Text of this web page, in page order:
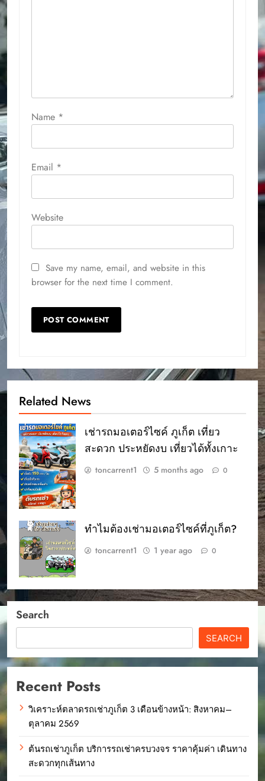
Name *
Email *
Website
Save my name, email, and website in this
browser for the next time I comment.
Related News
เช่ารถมอเตอร์ไซค์ ภูเก็ต เที่ยว
สะดวก ประหยัดงบ เที่ยวได้ทั้งเกาะ
toncarrent1 5 months ago 0
ทำไมต้องเช่ามอเตอร์ไซค์ที่ภูเก็ต?
toncarrent1 1 year ago 0
Search
SEARCH
Recent Posts
วิเคราะห์ตลาดรถเช่าภูเก็ต 3 เดือนข้างหน้า: สิงหาคม–
ตุลาคม 2569
ต้นรถเช่าภูเก็ต บริการรถเช่าครบวงจร ราคาคุ้มค่า เดินทาง
สะดวกทุกเส้นทาง